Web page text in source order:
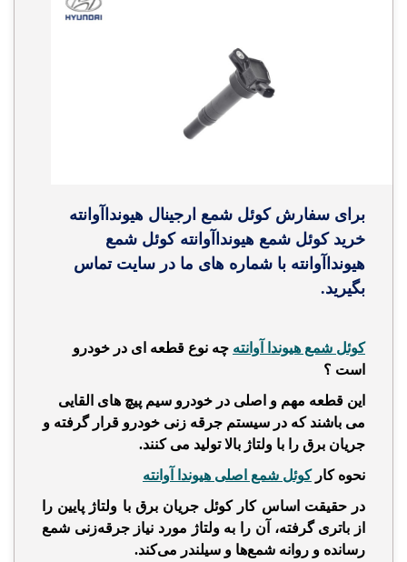
برای سفارش کوئل شمع ارجینال هیونداآوانته
خرید کوئل شمع هیونداآوانته کوئل شمع
هیونداآوانته با شماره های ما در سایت تماس
بگیرید.
کوئل شمع هیوندا آوانته چه نوع قطعه ای در خودرو
است ؟
این قطعه مهم و اصلی در خودرو سیم پیچ های القایی
می باشند که در سیستم جرقه زنی خودرو قرار گرفته و
جریان برق را با ولتاژ بالا تولید می کنند.
نحوه کارکوئل شمع اصلی هیوندا آوانته
در حقیقت اساس کارکوئل جریان برق با ولتاژ پایین را
از باتری گرفته، آن را به ولتاژ مورد نیاز جرقه‌زنی شمع
رسانده و روانه‌ شمع‌ها و سیلندر می‌کند.